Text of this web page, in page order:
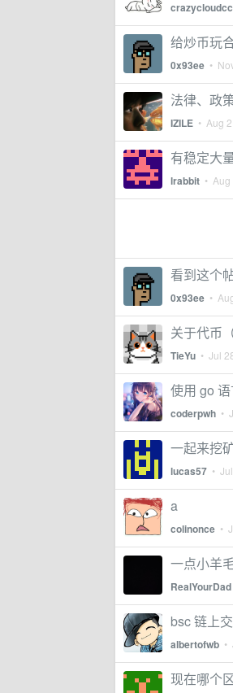
给炒币玩
0x93ee •
法律、政
IZILE • Aug
有稳定大
lrabbit •
看到这个
0x93ee •
关于代币
TieYu • Jul
使用 go
coderpwh •
一起来挖
lucas57 •
a
colinonce •
一点小羊
RealYourDad
bsc 链上
albertofwb •
现在哪个